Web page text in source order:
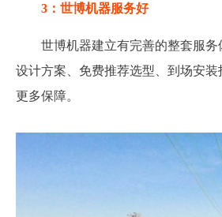
3：世博机器服务好
世博机器建立有完善的整套服
设计方案、免费推荐选型、到场安
更多保障。